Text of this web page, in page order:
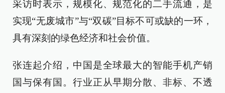
采访时表示，规模化、规范化的二手流通，是
实现“无废城市”与“双碳”目标不可或缺的一环，
具有深刻的绿色经济和社会价值。
张连起介绍，中国是全球最大的智能手机产销
国与保有国。行业正从早期分散、非标、不透